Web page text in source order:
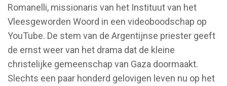
Romanelli, missionaris van het Instituut van het
Vleesgeworden Woord in een videoboodschap op
YouTube. De stem van de Argentijnse priester geeft
de ernst weer van het drama dat de kleine
christelijke gemeenschap van Gaza doormaakt.
Slechts een paar honderd gelovigen leven nu op het